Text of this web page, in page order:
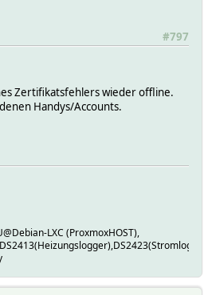
#797
Zertifikatsfehlers wieder offline.
Handys/Accounts.
LXC (ProxmoxHOST),